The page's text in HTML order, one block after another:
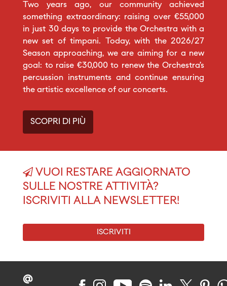
Two years ago, our community achieved
something extraordinary: raising over €55,000
in just 30 days to provide the Orchestra with a
new set of timpani. Today, with the 2026/27
Season approaching, we are aiming for a new
goal: to raise €30,000 to renew the Orchestra’s
percussion instruments and continue ensuring
the artistic excellence of our concerts.
SCOPRI DI PIÙ
VUOI RESTARE AGGIORNATO
SULLE NOSTRE ATTIVITÀ?
ISCRIVITI ALLA NEWSLETTER!
ISCRIVITI
@